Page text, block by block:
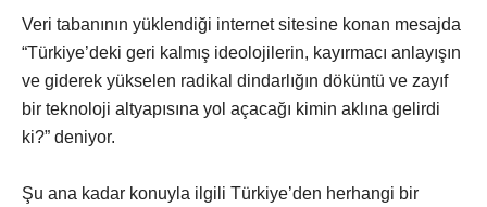
Veri tabanının yüklendiği internet sitesine konan mesajda
“Türkiye’deki geri kalmış ideolojilerin, kayırmacı anlayışın
ve giderek yükselen radikal dindarlığın döküntü ve zayıf
bir teknoloji altyapısına yol açacağı kimin aklına gelirdi
ki?” deniyor.
Şu ana kadar konuyla ilgili Türkiye’den herhangi bir